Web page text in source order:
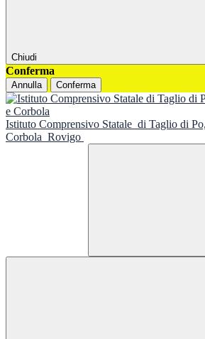
Chiudi
Conferma
Annulla Conferma
Istituto Comprensivo Statale di Taglio di
Corbola Rovigo